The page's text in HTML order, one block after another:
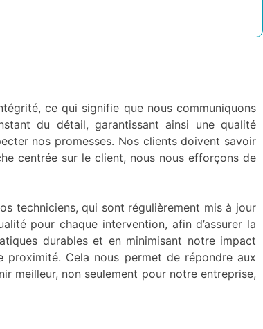
ce qui signifie que nous communiquons
du détail, garantissant ainsi une qualité
nos promesses. Nos clients doivent savoir
centrée sur le client, nous nous efforçons de
techniciens, qui sont régulièrement mis à jour
pour chaque intervention, afin d’assurer la
durables et en minimisant notre impact
proximité. Cela nous permet de répondre aux
meilleur, non seulement pour notre entreprise,